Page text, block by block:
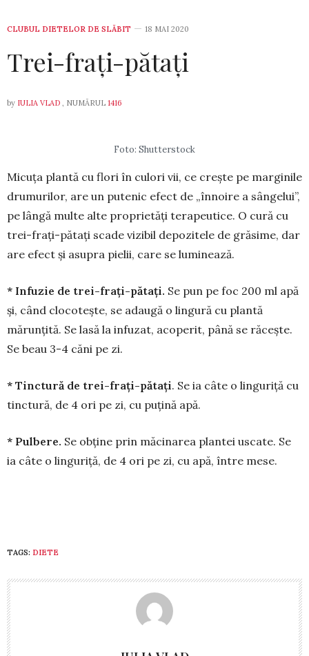
CLUBUL DIETELOR DE SLĂBIT 18 MAI 2020
Trei-frați-pătați
by IULIA VLAD , NUMĂRUL 1416
Foto: Shutterstock
Micuţa plantă cu flori în cu­lori vii, ce creşte pe mar­gi­nile
drumurilor, are un putenic efect de „înnoire a sângelui”,
pe lân­gă mul­te alte pro­prie­tăţi terapeu­tice. O cură cu
trei-fraţi-pătaţi scade vizi­bil depo­zitele de grăsime, dar
are efect și asupra pielii, care se luminează.
* Infuzie de trei-fraţi-pătaţi. Se pun pe foc 200 ml apă
şi, când clo­coteşte, se adaugă o lingură cu plan­tă
mărunţită. Se lasă la infuzat, acoperit, până se răceşte.
Se beau 3-4 căni pe zi.
* Tinctură de trei-fraţi-pă­taţi. Se ia câte o linguriţă cu
tinc­tură, de 4 ori pe zi, cu pu­ţină apă.
* Pulbere. Se obţine prin mă­ci­narea plantei uscate. Se
ia câte o lin­guriţă, de 4 ori pe zi, cu apă, între mese.
TAGS: DIETE